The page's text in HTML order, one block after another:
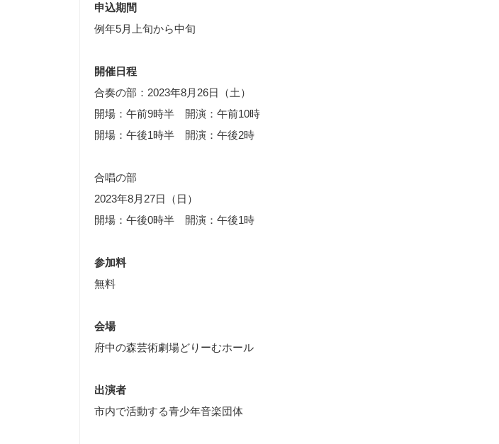
申込期間
例年5月上旬から中旬
開催日程
合奏の部：2023年8月26日（土）
開場：午前9時半 開演：午前10時
開場：午後1時半 開演：午後2時
合唱の部
2023年8月27日（日）
開場：午後0時半 開演：午後1時
参加料
無料
会場
府中の森芸術劇場どりーむホール
出演者
市内で活動する青少年音楽団体